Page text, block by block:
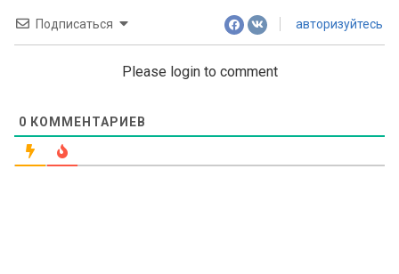
Подписаться авторизуйтесь
Please login to comment
0 КОММЕНТАРИЕВ